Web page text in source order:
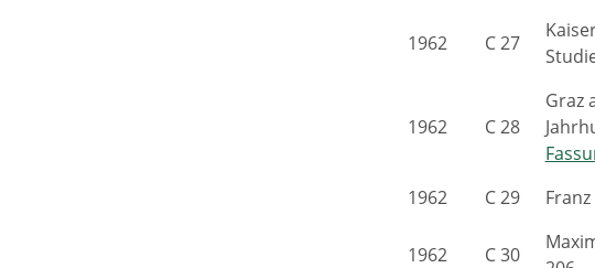
1962 C 27
1962 C 28
Graz
1962
C 29
1962 C 30